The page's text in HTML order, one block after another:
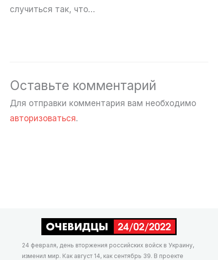
случиться так, что…
Оставьте комментарий
Для отправки комментария вам необходимо
авторизоваться.
24 февраля, день вторжения российских войск в Украину,
изменил мир. Как август 14, как сентябрь 39. В проекте